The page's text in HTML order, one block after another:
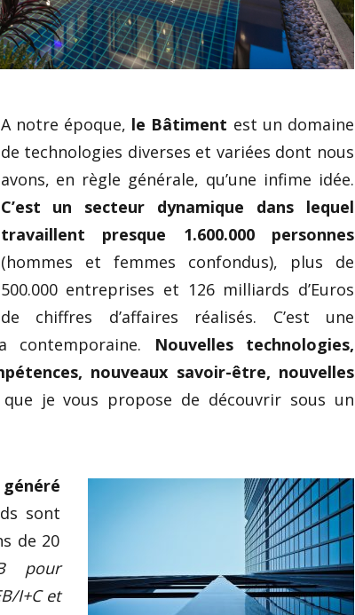
A notre époque, le Bâtiment est un domaine
de technologies diverses et variées dont nous
avons, en règle générale, qu’une infime idée.
C’est un secteur dynamique dans lequel
travaillent presque 1.600.000 personnes
(hommes et femmes confondus), plus de
500.000 entreprises et 126 milliards d’Euros
de chiffres d’affaires réalisés. C’est une
contemporaine.
Nouvelles technologies,
nouveaux savoir-être, nouvelles
je vous propose de découvrir sous un
sont
de 20
pour
I+C et